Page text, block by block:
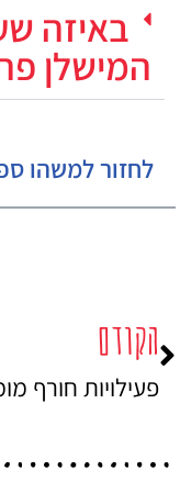
באיזה
המישלן
לחזור למשהו
הקודם